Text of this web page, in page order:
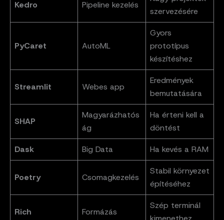
Kedro Pipeline kezelés
szervezésére
PyCaret AutoML
Gyors
prototípus
készítéshez
Streamlit Webes app
Eredmények
bemutatására
SHAP
Magyarázhatós
ág
Ha érteni kell a
döntést
Dask Big Data Ha kevés a RAM
Poetry Csomagkezelés
Stabil környezet
építéséhez
Rich Formázás
Szép terminál